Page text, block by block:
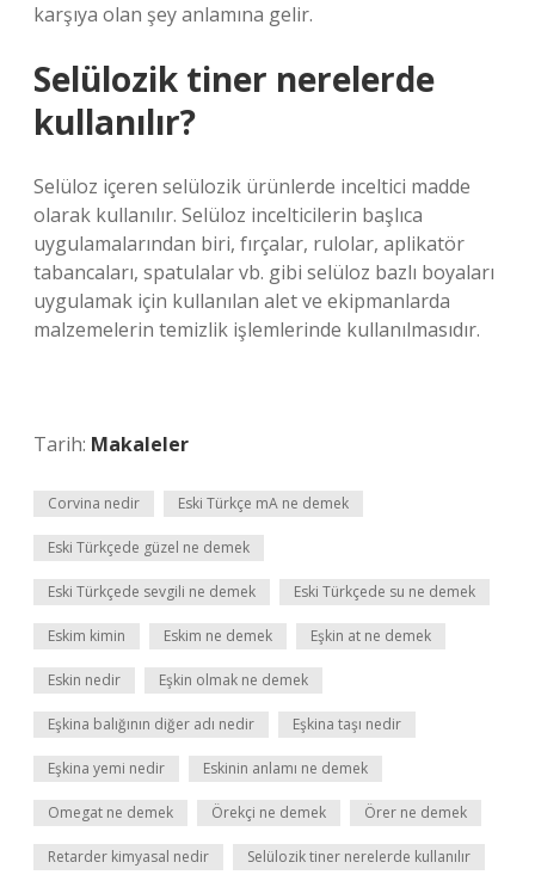
karşıya olan şey anlamına gelir.
Selülozik tiner nerelerde
kullanılır?
Selüloz içeren selülozik ürünlerde inceltici madde
olarak kullanılır. Selüloz incelticilerin başlıca
uygulamalarından biri, fırçalar, rulolar, aplikatör
tabancaları, spatulalar vb. gibi selüloz bazlı boyaları
uygulamak için kullanılan alet ve ekipmanlarda
malzemelerin temizlik işlemlerinde kullanılmasıdır.
Tarih: Makaleler
Corvina nedir Eski Türkçe mA ne demek
Eski Türkçede güzel ne demek
Eski Türkçede sevgili ne demek Eski Türkçede su ne demek
Eskim kimin Eskim ne demek Eşkin at ne demek
Eskin nedir Eşkin olmak ne demek
Eşkina balığının diğer adı nedir Eşkina taşı nedir
Eşkina yemi nedir Eskinin anlamı ne demek
Omegat ne demek Örekçi ne demek Örer ne demek
Retarder kimyasal nedir Selülozik tiner nerelerde kullanılır